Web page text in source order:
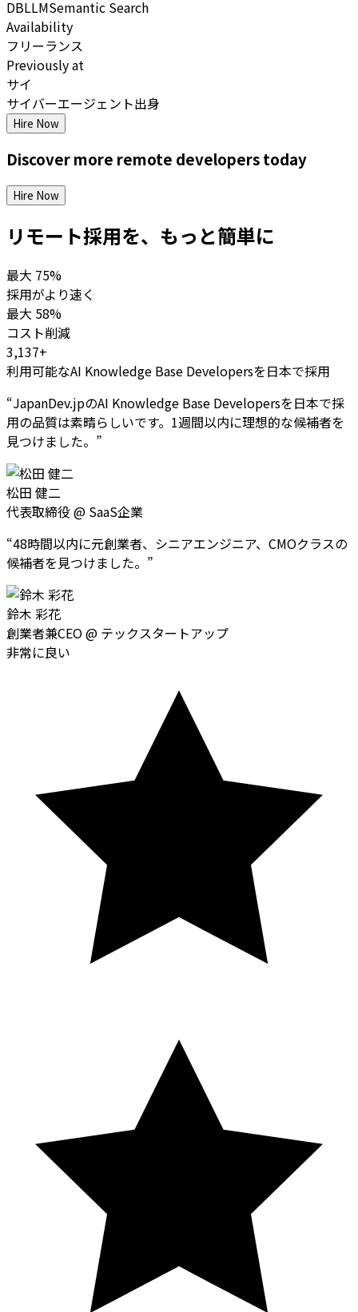
DBLLMSemantic Search
Availability
フリーランス
Previously at
サイ
サイバーエージェント出身
Hire Now
Discover more remote developerstoday
Hire Now
リモート採用を、もっと簡単に
最大 75%
採用がより速く
最大 58%
コスト削減
3,137+
利用可能なAI Knowledge Base Developersを日本で採用
“JapanDev.jpのAI Knowledge Base Developersを日本で採
用の品質は素晴らしいです。1週間以内に理想的な候補者を
見つけました。 ”
松田 健二
代表取締役 @ SaaS企業
“48時間以内に元創業者、シニアエンジニア、CMOクラスの
候補者を見つけました。 ”
鈴木 彩花
創業者兼CEO@ テックスタートアップ
非常に良い